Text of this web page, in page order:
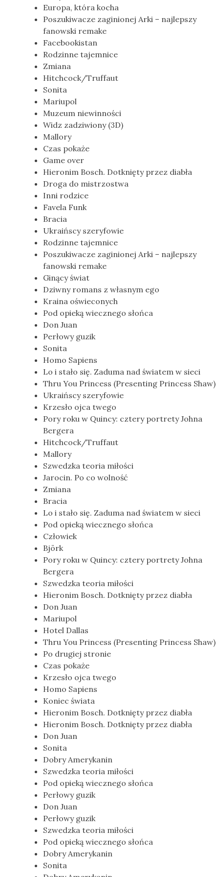
Europa, która kocha
Poszukiwacze zaginionej Arki – najlepszy
fanowski remake
Facebookistan
Rodzinne tajemnice
Zmiana
Hitchcock/Truffaut
Sonita
Mariupol
Muzeum niewinności
Widz zadziwiony (3D)
Mallory
Czas pokaże
Game over
Hieronim Bosch. Dotknięty przez diabła
Droga do mistrzostwa
Inni rodzice
Favela Funk
Bracia
Ukraińscy szeryfowie
Rodzinne tajemnice
Poszukiwacze zaginionej Arki – najlepszy
fanowski remake
Ginący świat
Dziwny romans z własnym ego
Kraina oświeconych
Pod opieką wiecznego słońca
Don Juan
Perłowy guzik
Sonita
Homo Sapiens
Lo i stało się. Zaduma nad światem w sieci
Thru You Princess (Presenting Princess Shaw)
Ukraińscy szeryfowie
Krzesło ojca twego
Pory roku w Quincy: cztery portrety Johna
Bergera
Hitchcock/Truffaut
Mallory
Szwedzka teoria miłości
Jarocin. Po co wolność
Zmiana
Bracia
Lo i stało się. Zaduma nad światem w sieci
Pod opieką wiecznego słońca
Człowiek
Björk
Pory roku w Quincy: cztery portrety Johna
Bergera
Szwedzka teoria miłości
Hieronim Bosch. Dotknięty przez diabła
Don Juan
Mariupol
Hotel Dallas
Thru You Princess (Presenting Princess Shaw)
Po drugiej stronie
Czas pokaże
Krzesło ojca twego
Homo Sapiens
Koniec świata
Hieronim Bosch. Dotknięty przez diabła
Hieronim Bosch. Dotknięty przez diabła
Don Juan
Sonita
Dobry Amerykanin
Szwedzka teoria miłości
Pod opieką wiecznego słońca
Perłowy guzik
Don Juan
Perłowy guzik
Szwedzka teoria miłości
Pod opieką wiecznego słońca
Dobry Amerykanin
Sonita